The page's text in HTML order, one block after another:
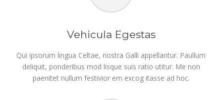
Vehicula Egestas
Qui ipsorum lingua Celtae, nostra Galli appellantur. Paullum
deliquit, ponderibus mod lisque suis ratio utitur. Me non
paenitet nullum festivior em excog itasse ad hoc.